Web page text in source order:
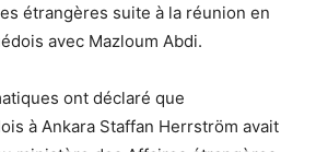
étrangères suite à la réunion en
avec Mazloum Abdi.
ont déclaré que
à Ankara Staffan Herrström avait